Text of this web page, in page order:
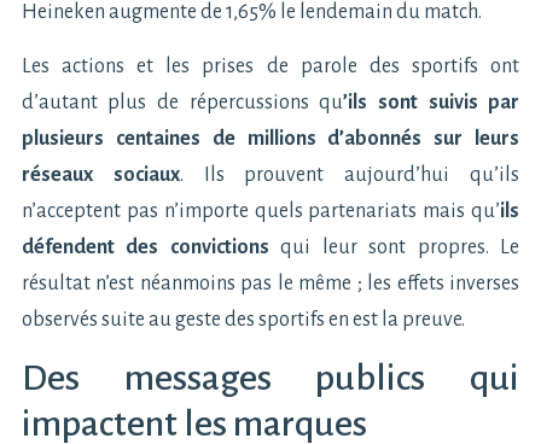
Heineken augmente de 1,65% le lendemain du match.
Les actions et les prises de parole des sportifs ont
d’autant plus de répercussions qu’ils sont suivis par
plusieurs centaines de millions d’abonnés sur leurs
réseaux sociaux. Ils prouvent aujourd’hui qu’ils
n’acceptent pas n’importe quels partenariats mais qu’ils
défendent des convictions qui leur sont propres. Le
résultat n’est néanmoins pas le même ; les effets inverses
observés suite au geste des sportifs en est la preuve.
Des messages publics qui
impactent les marques